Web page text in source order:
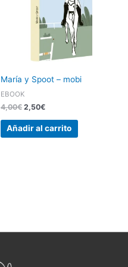
María y Spoot – mobi
EBOOK
4,00€ 2,50€
Añadir al carrito